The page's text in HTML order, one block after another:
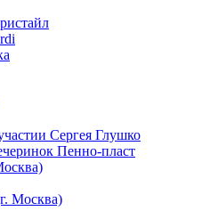
Сергея Глушко
Пенно-пласт
Москва)